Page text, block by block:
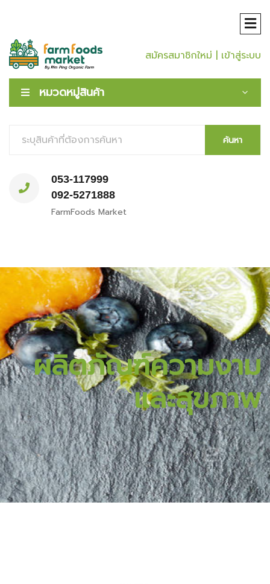
สมัครสมาชิกใหม่ | เข้าสู่ระบบ
หมวดหมู่สินค้า
ค้นหา
053-117999
092-5271888
FarmFoods Market
ผลิตภัณฑ์ความงาม
และสุขภาพ